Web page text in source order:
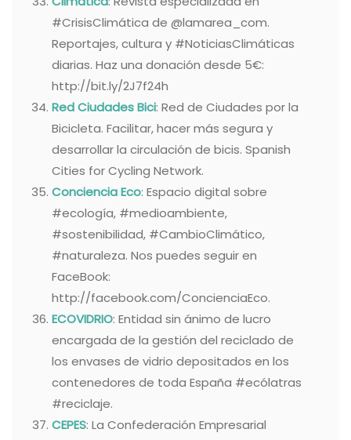
#CrisisClimática de @lamarea_com.
Reportajes, cultura y #NoticiasClimáticas
diarias. Haz una donación desde 5€:
http://bit.ly/2J7f24h
Red Ciudades Bici: Red de Ciudades por la
Bicicleta. Facilitar, hacer más segura y
desarrollar la circulación de bicis. Spanish
Cities for Cycling Network.
Conciencia Eco: Espacio digital sobre
#ecología, #medioambiente,
#sostenibilidad, #CambioClimático,
#naturaleza. Nos puedes seguir en
FaceBook:
http://facebook.com/ConcienciaEco.
ECOVIDRIO: Entidad sin ánimo de lucro
encargada de la gestión del reciclado de
los envases de vidrio depositados en los
contenedores de toda España #ecólatras
#reciclaje.
CEPES: La Confederación Empresarial